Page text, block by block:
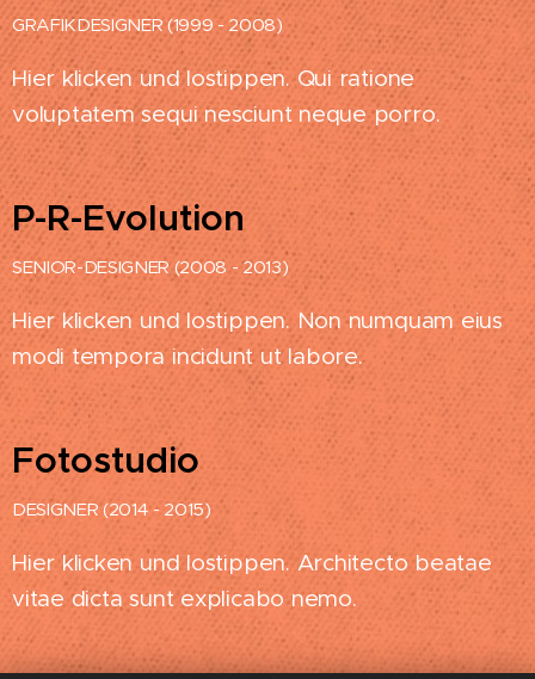
GRAFIKDESIGNER (1999 - 2008)
Hier klicken und lostippen. Qui ratione
voluptatem sequi nesciunt neque porro.
P-R-Evolution
SENIOR-DESIGNER (2008 - 2013)
Hier klicken und lostippen. Non numquam eius
modi tempora incidunt ut labore.
Fotostudio
DESIGNER (2014 - 2015)
Hier klicken und lostippen. Architecto beatae
vitae dicta sunt explicabo nemo.